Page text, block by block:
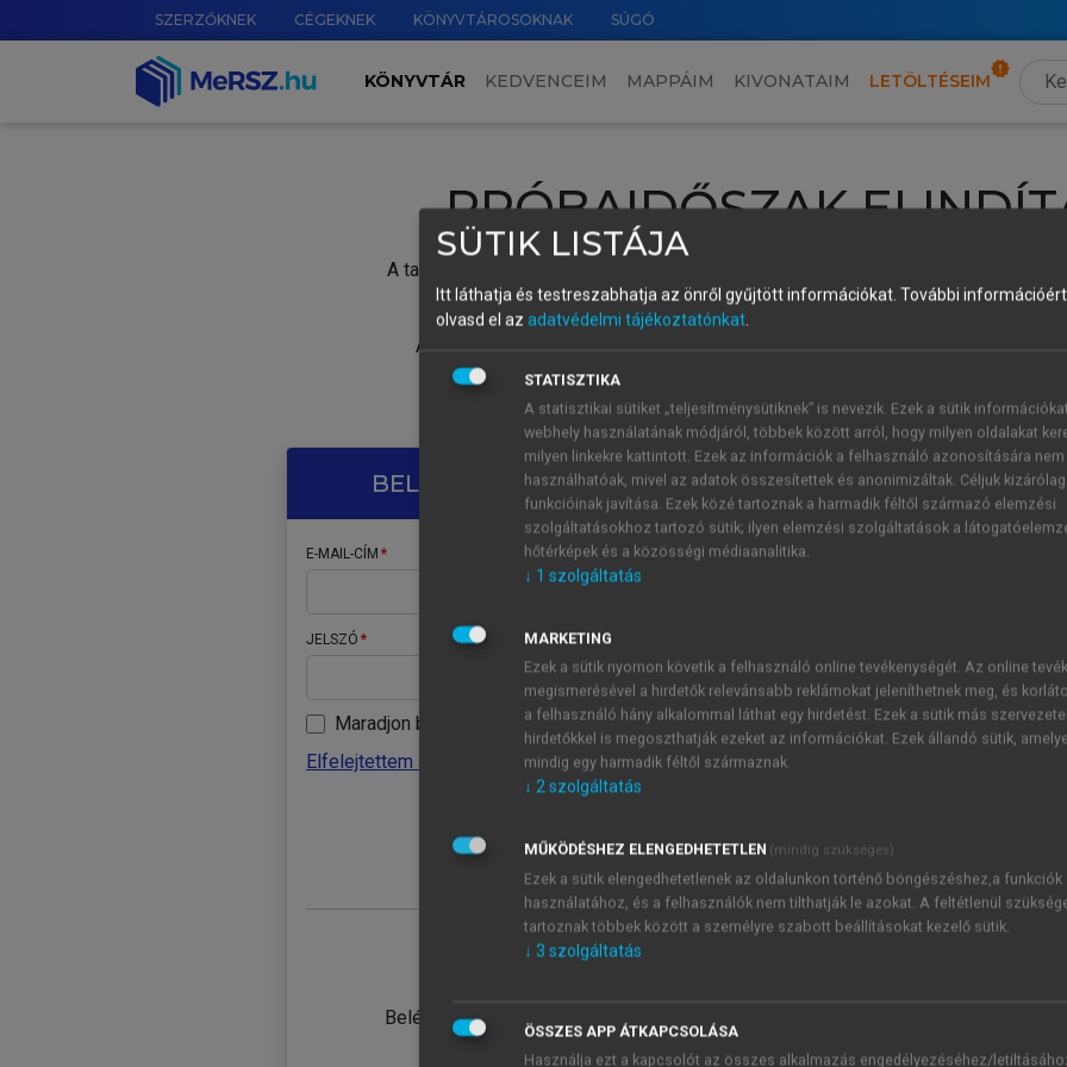
SZERZŐKNEK CÉGEKNEK KÖNYVTÁROSOKNAK SÚGÓ
KÖNYVTÁR KEDVENCEIM MAPPÁIM KIVONATAIM LETÖLTÉSEIM
PRÓBAIDŐSZAK
A tartalom megtekintéséhez lépj be a saját fiókoddal, iskolai azonosítóddal vagy
Új felhasználóként1 óra díjmentes hozzáférésrevagy
A próbaidőszak elindításához,
vagy hozz
A regisztráció után a
BELÉPÉS SAJÁT FIÓKKAL
E-MAIL-CÍM
JELSZÓ
Maradjon belépve
Elfelejtettem a jelszavamat
Belépés intézményi azonosítóval
ÚJ FIÓK
1 óra
JELSZÓ
Kérek értesítést a MeRSZ
Kérek értesítést az
SÜTIK LISTÁJA
Itt láthatja és testreszabhatja az önről gyűjtött információkat. További
olvasd el az adatvédelmi tájékoztatónkat.
STATISZTIKA
A statisztikai sütiket „teljesítménysütiknek” is nevezik. Ezek a sütik
webhely használatának módjáról, többek között arról, hogy milyen oldalakat
milyen linkekre kattintott. Ezek az információk a felhasználó azonosítására nem
használhatóak, mivel az adatok összesítettek és anonimizáltak. Céljuk
funkcióinak javítása. Ezek közé tartoznak a harmadik féltől származó elemzési
szolgáltatásokhoz tartozó sütik; ilyen elemzési szolgáltatások a
hőtérképek és a közösségi médiaanalitika.
↓ 1 szolgáltatás
MARKETING
Ezek a sütik nyomon követik a felhasználó online tevékenységét. Az online
megismerésével a hirdetők relevánsabb reklámokat jeleníthetnek meg, és
a felhasználó hány alkalommal láthat egy hirdetést. Ezek a sütik más
hirdetőkkel is megoszthatják ezeket az információkat. Ezek állandó sütik,
mindig egy harmadik féltől származnak.
↓ 2szolgáltatás
MŰKÖDÉSHEZ ELENGEDHETETLEN (mindig szükséges)
Ezek a sütik elengedhetetlenek az oldalunkon történő böngészéshez,a funkciók
használatához, és a felhasználók nem tilthatják le azokat. A feltétlenül
tartoznak többek között a személyre szabott beállításokat kezelő sütik.
↓ 3 szolgáltatás
ÖSSZES APP ÁTKAPCSOLÁSA
Használja ezt a kapcsolót az összes alkalmazás engedélyezéséhez/